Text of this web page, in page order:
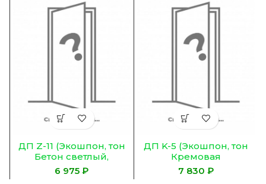
ДП Z-11 (Экошпон, тон
Бетон светлый,
Остекленное, Сатинат)
₽
ДП K-5 (Экошпон, тон
Кремовая
лиственница,
Остекленное
₽